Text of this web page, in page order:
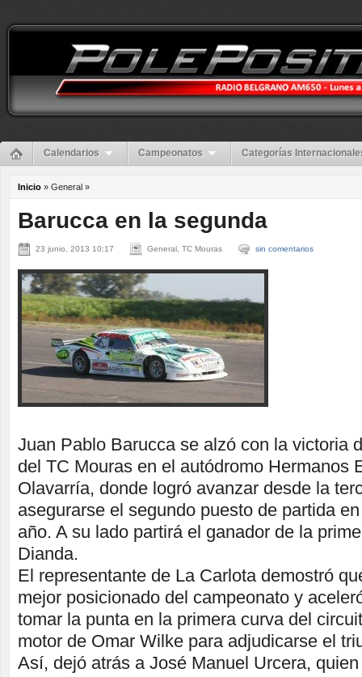
Calendarios Campeonatos Categorías
Inicio » General »
Barucca en la segunda
23 junio, 2013 10:17 General, TC Mouras sin comentarios
Juan Pablo Barucca se alzó con la victoria
del TC Mouras en el autódromo Hermanos
Olavarría, donde logró avanzar desde la
asegurarse el segundo puesto de partida
año. A su lado partirá el ganador de la
Dianda.
El representante de La Carlota demostró
mejor posicionado del campeonato y
tomar la punta en la primera curva del
motor de Omar Wilke para adjudicarse el
Así, dejó atrás a José Manuel Urcera,